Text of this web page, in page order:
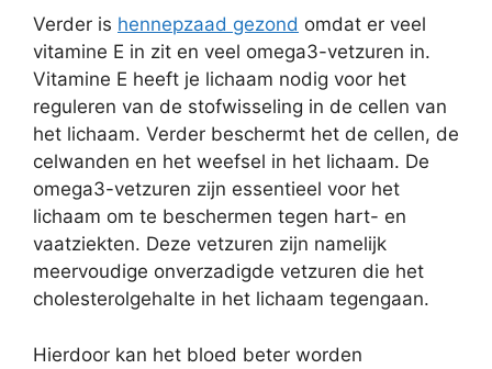
Verder is hennepzaad gezond omdat er veel
vitamine E in zit en veel omega3-vetzuren in.
Vitamine E heeft je lichaam nodig voor het
reguleren van de stofwisseling in de cellen van
het lichaam. Verder beschermt het de cellen, de
celwanden en het weefsel in het lichaam. De
omega3-vetzuren zijn essentieel voor het
lichaam om te beschermen tegen hart- en
vaatziekten. Deze vetzuren zijn namelijk
meervoudige onverzadigde vetzuren die het
cholesterolgehalte in het lichaam tegengaan.
Hierdoor kan het bloed beter worden